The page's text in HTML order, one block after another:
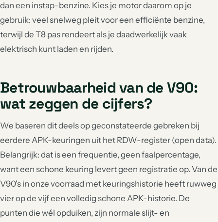
dan een instap-benzine. Kies je motor daarom op je
gebruik: veel snelweg pleit voor een efficiënte benzine,
terwijl de T8 pas rendeert als je daadwerkelijk vaak
elektrisch kunt laden en rijden.
Betrouwbaarheid van de V90:
wat zeggen de cijfers?
We baseren dit deels op geconstateerde gebreken bij
eerdere APK-keuringen uit het RDW-register (open data).
Belangrijk: dat is een frequentie, geen faalpercentage,
want een schone keuring levert geen registratie op. Van de
V90's in onze voorraad met keuringshistorie heeft ruwweg
vier op de vijf een volledig schone APK-historie. De
punten die wél opduiken, zijn normale slijt- en